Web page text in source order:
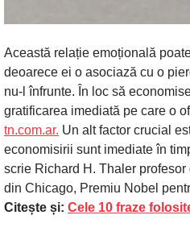
Această relație emoțională
deoarece ei o asociază cu o
nu-l înfrunte. În loc să
gratificarea imediată pe care o
tn.com.ar. Un alt factor crucial
economisirii sunt imediate în
scrie Richard H. Thaler
din Chicago, Premiu Nobel
Citește și: Cele 10 fraze